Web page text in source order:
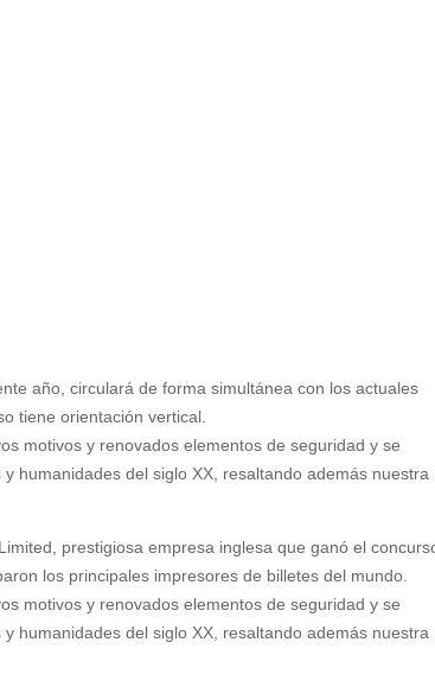
año, circulará de forma simultánea con los actuales
tiene orientación vertical.
motivos y renovados elementos de seguridad y se
humanidades del siglo XX, resaltando además nuestra
prestigiosa empresa inglesa que ganó el
los principales impresores de billetes del mundo.
motivos y renovados elementos de seguridad y se
humanidades del siglo XX, resaltando además nuestra